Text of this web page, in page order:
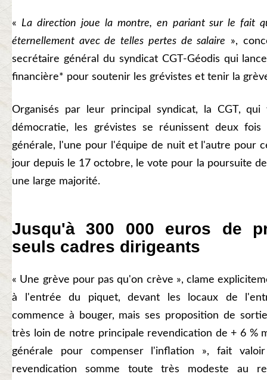
« La direction joue la montre, en pariant sur le fait
éternellement avec de telles pertes de salaire
»,
secrétaire général du syndicat CGT-Géodis qui
financière* pour soutenir les grévistes et tenir la
Organisés par leur principal syndicat, la CGT,
démocratie, les grévistes se réunissent deux
générale, l'une pour l'équipe de nuit et l'autre pour
jour depuis le 17 octobre, le vote pour la poursuite
une large majorité.
Jusqu'à 300 000 euros de
seuls cadres dirigeants
« Une grève pour pas qu'on crève », clame
à l'entrée du piquet, devant les locaux de
commence à bouger, mais ses proposition de
très loin de notre principale revendication de + 6 %
générale pour compenser l'inflation », fait
revendication somme toute très modeste au